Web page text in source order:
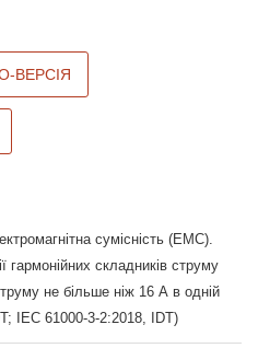
ВЕРСІЯ
сумісність (ЕМС).
складників струму
не більше ніж 16 А в одній
IEC 61000-3-2:2018, IDT)